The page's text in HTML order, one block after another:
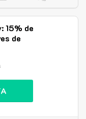
15% de
de